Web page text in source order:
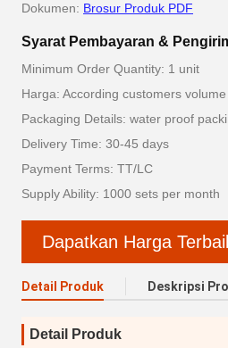
Dokumen: Brosur Produk PDF
Syarat Pembayaran &
Minimum Order Quantity: 1 unit
Harga: According customers volume
Packaging Details: water proof
Delivery Time: 30-45 days
Payment Terms: TT/LC
Supply Ability: 1000 sets per month
Dapatkan Harga
Detail Produk Deskripsi
Detail Produk